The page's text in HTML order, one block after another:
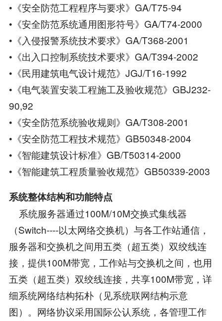
•《安全防范工程程序与要求》GA/T75-94
•《安全防范系统通用图形符号》GA/T74-2000
•《入侵报警系统技术要求》GA/T368-2001
•《出入口控制系统技术要求》GA/T394-2002
•《民用建筑电气设计规范》JGJ/T16-1992
•《电气装置安装工程施工及验收规范》GBJ232-
90,92
•《安全防范系统验收规则》GA/T308-2001
•《安全防范工程技术规范》GB50348-2004
•《智能建筑设计标准》GB/T50314-2000
•《智能建筑工程质量验收规范》GB50339-2003
系统整体结构和功能特点
系统服务器通过100M/10M交换式集线器
（Switch----以太网络交换机）与各工作站通信，
服务器和交换机之间用五类（超五类）双绞线连
接，提供100M带宽，工作站与交换机之间，也用
五类（超五类）双绞线连接，共享100M带宽，详
细系统网络结构拓朴（见系统联网结构示意
图）。网络协议采用国际公认系统，各管理工作